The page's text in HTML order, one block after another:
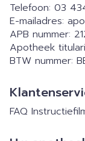
Telefoon: 03
E-mailadres:
APB nummer:
Apotheek
BTW nummer:
FAQ